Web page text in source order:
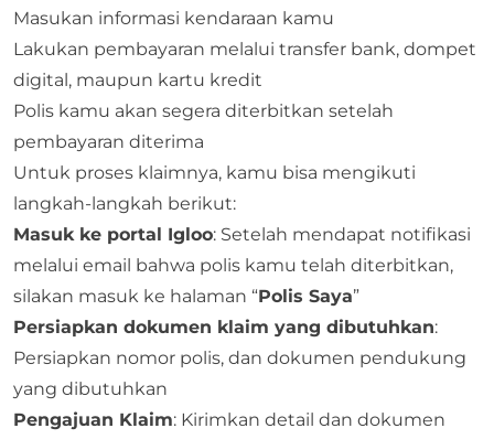
Masukan informasi kendaraan kamu
Lakukan pembayaran melalui transfer bank, dompet
digital, maupun kartu kredit
Polis kamu akan segera diterbitkan setelah
pembayaran diterima
Untuk proses klaimnya, kamu bisa mengikuti
langkah-langkah berikut:
Masuk ke portal Igloo: Setelah mendapat notifikasi
melalui email bahwa polis kamu telah diterbitkan,
silakan masuk ke halaman “Polis Saya”
Persiapkan dokumen klaim yang dibutuhkan:
Persiapkan nomor polis, dan dokumen pendukung
yang dibutuhkan
Pengajuan Klaim: Kirimkan detail dan dokumen